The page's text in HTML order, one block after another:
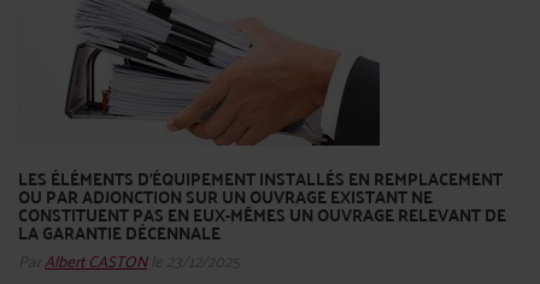
LES ÉLÉMENTS D'ÉQUIPEMENT INSTALLÉS EN REMPLACEMENT
OU PAR ADJONCTION SUR UN OUVRAGE EXISTANT NE
CONSTITUENT PAS EN EUX-MÊMES UN OUVRAGE RELEVANT DE
LA GARANTIE DÉCENNALE
ParAlbert CASTONle 23/12/2025